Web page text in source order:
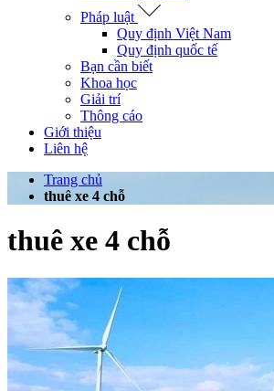
Pháp luật
Quy định Việt Nam
Quy định quốc tế
Bạn cần biết
Khoa học
Giải trí
Thông cáo
Giới thiệu
Liên hệ
Trang chủ
thuê xe 4 chỗ
thuê xe 4 chỗ